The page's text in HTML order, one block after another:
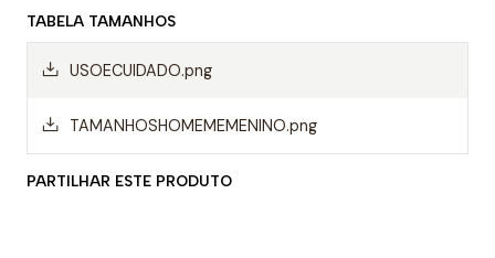
sensação de leveza.
Dessa forma, os calções de polo aquático facilitam a
permitindo um movimento mais rápido ao nadar.
TABELA TAMANHOS
USOECUIDADO.png
TAMANHOSHOMEMEMENINO.png
PARTILHAR ESTE PRODUTO